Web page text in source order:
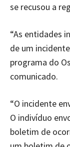
se recusou a
“As entidades
de um
programa do
comunicado.
“O incidente
O indivíduo
boletim de